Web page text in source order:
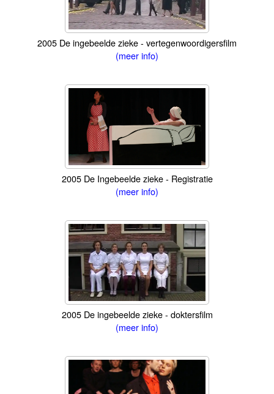
2005 De ingebeelde zieke - vertegenwoordigersfilm
(meer info)
2005 De Ingebeelde zieke - Registratie
(meer info)
2005 De ingebeelde zieke - doktersfilm
(meer info)